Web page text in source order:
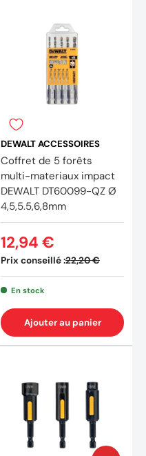
DEWALT ACCESSOIRES
Coffret de 5 forêts
multi-materiaux impact
DEWALT DT60099-QZ Ø
4,5,5.5,6,8mm
Prix conseillé :22,20 €
12,94 €
En stock
Ajouter au panier